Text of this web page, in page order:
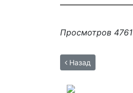
Просмотров 4761
Назад